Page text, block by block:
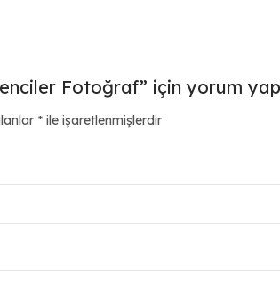
Fotoğraf” için yorum
* ile işaretlenmişlerdir